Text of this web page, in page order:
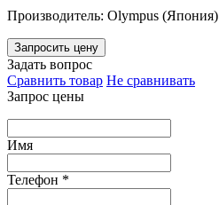
Производитель: Olympus (Япония)
Запросить цену
Задать вопрос
Сравнить товар Не сравнивать
Запрос цены
Имя
Телефон *